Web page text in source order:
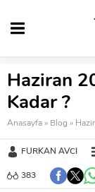
Haziran
Kadar ?
Anasayfa » Blog »
FURKAN AVCI
383